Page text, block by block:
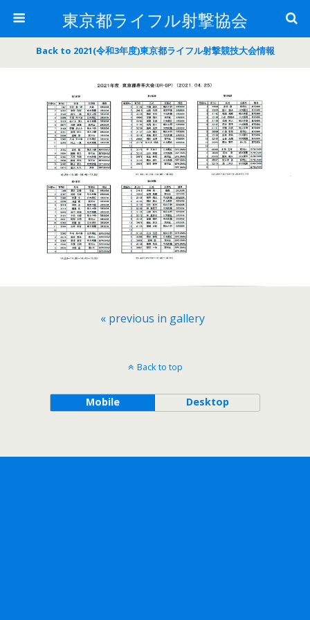
東京都ライフル射撃協会
Back to 2021(令和3年度)東京都ライフル射撃競技大会情報
« previous in gallery
Back to top
Mobile Desktop